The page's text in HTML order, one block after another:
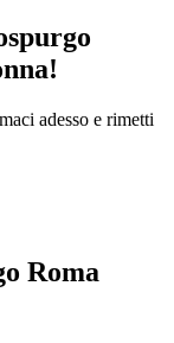
adesso e rimetti
Roma